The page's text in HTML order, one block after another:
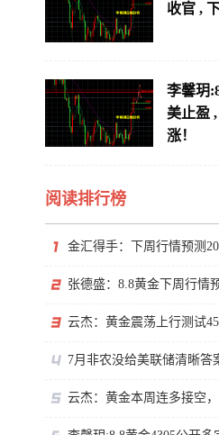
收官 ,
李馨玥
美止盈
涨！
阅读排行榜
金汇得手：下周行情预测
云杰：黄金震荡上行测试